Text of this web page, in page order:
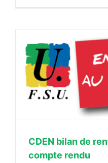
CDEN bilan de
compte rendu